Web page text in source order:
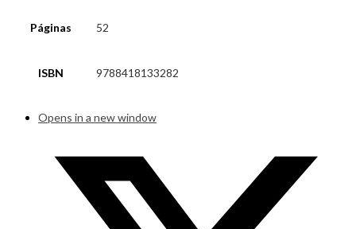
Páginas 52
ISBN 9788418133282
Opens in a new window